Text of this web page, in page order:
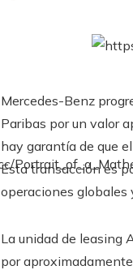
Mercedes-Benz
Paribas por un valor
hay garantía de que
Esta transacción es
operaciones globales
La unidad de leasing
por